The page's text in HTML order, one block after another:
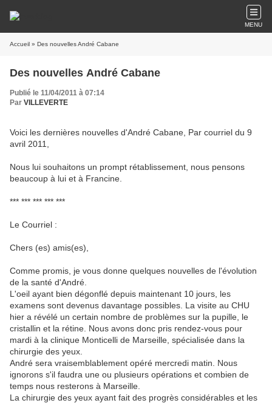
MENU
Accueil » Des nouvelles André Cabane
Des nouvelles André Cabane
Publié le 11/04/2011 à 07:14
Par VILLEVERTE
Voici les dernières nouvelles d'André Cabane, Par courriel du 9
avril 2011,
Nous lui souhaitons un prompt rétablissement, nous pensons
beaucoup à lui et à Francine.
*** *** *** *** ***
Le Courriel :
Chers (es) amis(es),
Comme promis, je vous donne quelques nouvelles de l'évolution
de la santé d'André.
L'oeil ayant bien dégonflé depuis maintenant 10 jours, les
examens sont devenus davantage possibles. La visite au CHU
hier a révélé un certain nombre de problèmes sur la pupille, le
cristallin et la rétine. Nous avons donc pris rendez-vous pour
mardi à la clinique Monticelli de Marseille, spécialisée dans la
chirurgie des yeux.
André sera vraisemblablement opéré mercredi matin. Nous
ignorons s'il faudra une ou plusieurs opérations et combien de
temps nous resterons à Marseille.
La chirurgie des yeux ayant fait des progrès considérables et les